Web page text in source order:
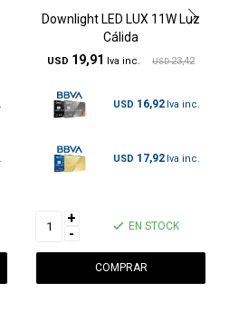
Downlight LED LUX 11W Luz
Cálida
USD 19,91 USD 23,42
USD 16,92
USD 17,92
+
-
EN STOCK